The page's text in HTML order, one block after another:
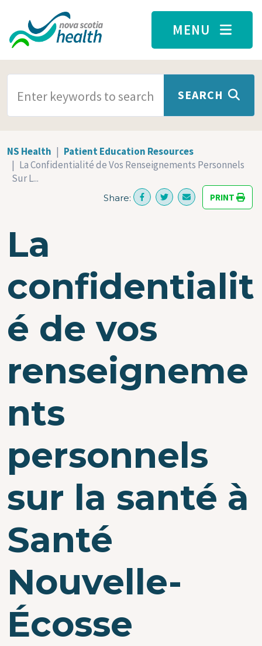
Skip to main content
MENU
SEARCH
NS Health
Patient Education Resources
La Confidentialité de Vos Renseignements Personnels
Sur L...
Share: PRINT
La
confidentialit
é de vos
renseigneme
nts
personnels
sur la santé à
Santé
Nouvelle-
Écosse